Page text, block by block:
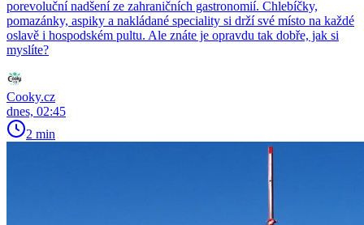
porevoluční nadšení ze zahraničních gastronomií. Chlebíčky,
pomazánky, aspiky a nakládané speciality si drží své místo na každé
oslavě i hospodském pultu. Ale znáte je opravdu tak dobře, jak si
myslíte?
Cooky.cz
dnes, 02:45
2 min